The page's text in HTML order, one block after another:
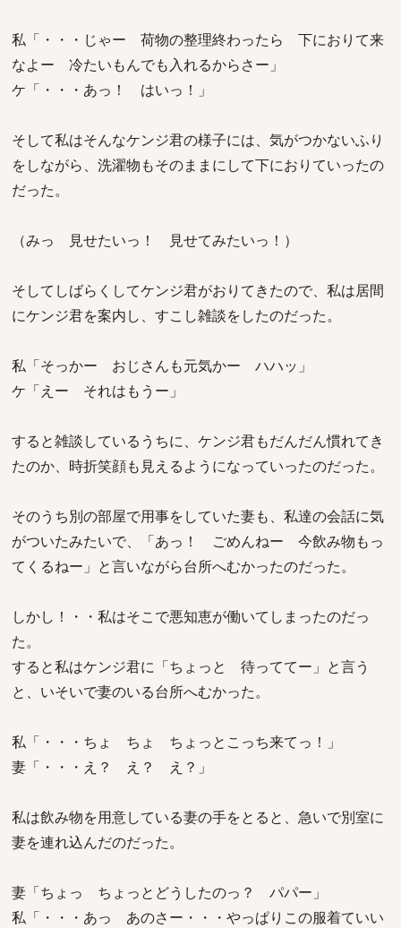
私「・・・じゃー 荷物の整理終わったら 下におりて来
なよー 冷たいもんでも入れるからさー」
ケ「・・・あっ！ はいっ！」
そして私はそんなケンジ君の様子には、気がつかないふり
をしながら、洗濯物もそのままにして下におりていったの
だった。
（みっ 見せたいっ！ 見せてみたいっ！）
そしてしばらくしてケンジ君がおりてきたので、私は居間
にケンジ君を案内し、すこし雑談をしたのだった。
私「そっかー おじさんも元気かー ハハッ」
ケ「えー それはもうー」
すると雑談しているうちに、ケンジ君もだんだん慣れてき
たのか、時折笑顔も見えるようになっていったのだった。
そのうち別の部屋で用事をしていた妻も、私達の会話に気
がついたみたいで、「あっ！ ごめんねー 今飲み物もっ
てくるねー」と言いながら台所へむかったのだった。
しかし！・・私はそこで悪知恵が働いてしまったのだっ
た。
すると私はケンジ君に「ちょっと 待っててー」と言う
と、いそいで妻のいる台所へむかった。
私「・・・ちょ ちょ ちょっとこっち来てっ！」
妻「・・・え？ え？ え？」
私は飲み物を用意している妻の手をとると、急いで別室に
妻を連れ込んだのだった。
妻「ちょっ ちょっとどうしたのっ？ パパー」
私「・・・あっ あのさー・・・やっぱりこの服着ていい